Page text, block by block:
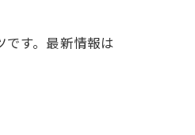
す。最新情報は